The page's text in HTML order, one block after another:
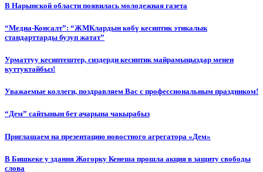
В Нарынской области появилась молодежная газета
“Медиа-Консалт”: “ЖМКлардын көбү кесиптик этикалык
стандарттарды бузуп жатат”
Урматтуу кесиптештер, сиздерди кесиптик майрамыңыздар менен
куттуктайбыз!
Уважаемые коллеги, поздравляем Вас с профессиональным праздником!
“Дем” сайтынын бет ачарына чакырабыз
Приглашаем на презентацию новостного агрегатора «Дем»
В Бишкеке у здания Жогорку Кенеша прошла акция в защиту свободы
слова